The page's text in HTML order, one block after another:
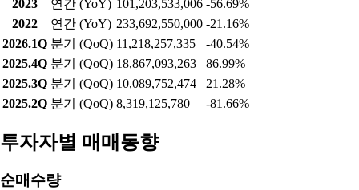
2026.1Q
분기 (QoQ) 20,593,734,489
-17.31%
2025.4Q 분기 (QoQ) 24,905,533,929
77.50%
2025.3Q 분기 (QoQ) 14,030,929,280
37.17%
2025.2Q 분기 (QoQ) 10,229,040,970 -82.86%
순이익
기간 구분 순이익
2024
연간 (YoY)